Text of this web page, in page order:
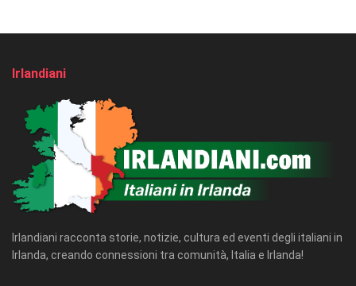
Irlandiani
Irlandiani racconta storie, notizie, cultura ed eventi degli italiani in
Irlanda, creando connessioni tra comunità, Italia e Irlanda!